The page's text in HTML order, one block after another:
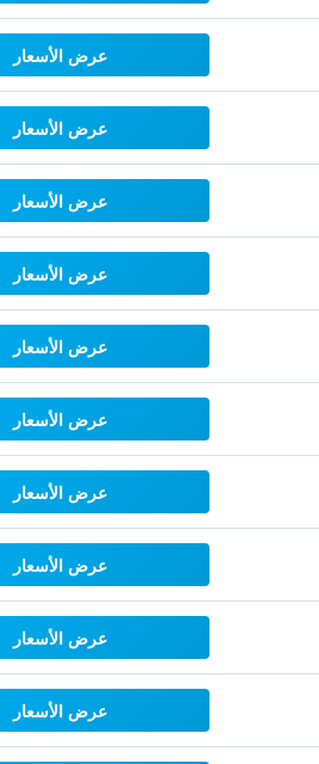
عرض الأسعار
عرض الأسعار
عرض الأسعار
عرض الأسعار
عرض الأسعار
عرض الأسعار
عرض الأسعار
عرض الأسعار
عرض الأسعار
عرض الأسعار